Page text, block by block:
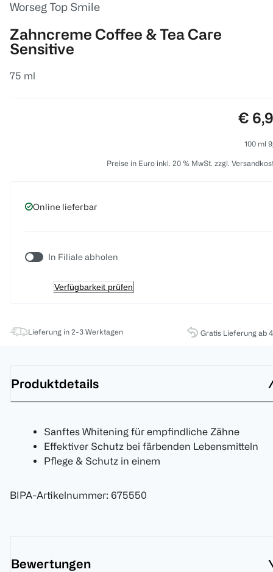
Worseg Top Smile
Zahncreme Coffee & Tea Care
Sensitive
75 ml
€
100 ml
Preise in Euro inkl. 20 % MwSt. zzgl.
Online lieferbar
In Filiale abholen
Verfügbarkeit prüfen
Lieferung in 2-3 Werktagen Gratis Lieferung ab
Produktdetails
Sanftes Whitening für empfindliche Zähne
Effektiver Schutz bei färbenden Lebensmitteln
Pflege & Schutz in einem
BIPA-Artikelnummer: 675550
Bewertungen